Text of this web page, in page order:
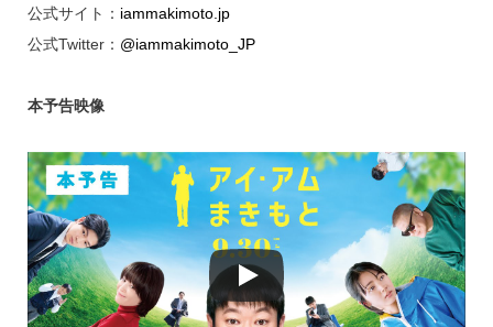
公式サイト： iammakimoto.jp
公式Twitter： @iammakimoto_JP
本予告映像